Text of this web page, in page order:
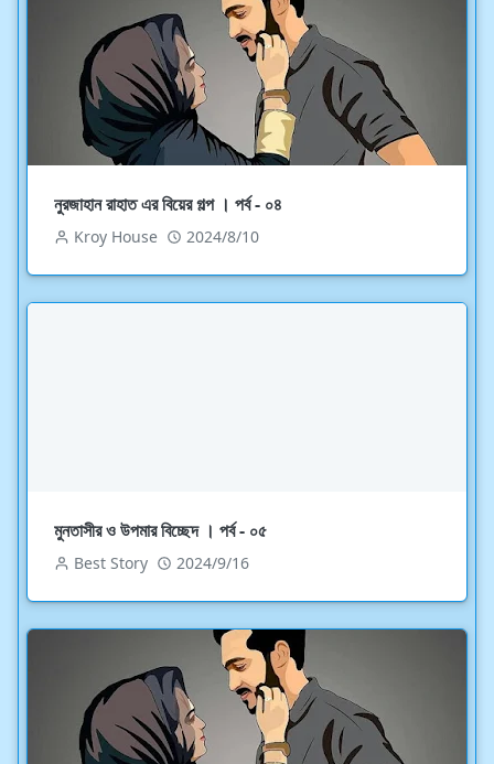
নুরজাহান রাহাত এর বিয়ের গল্প । পর্ব - ০৪
Kroy House 2024/8/10
মুনতাসীর ও উপমার বিচ্ছেদ । পর্ব - ০৫
Best Story 2024/9/16